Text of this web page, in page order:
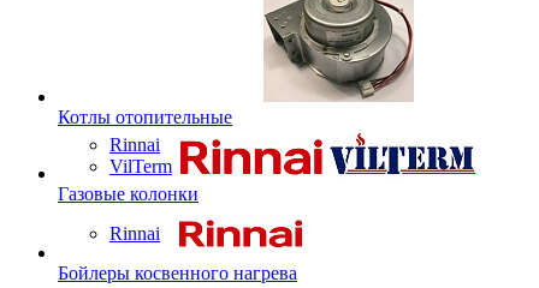
Котлы отопительные
Rinnai
VilTerm
Газовые колонки
Rinnai
Бойлеры косвенного нагрева